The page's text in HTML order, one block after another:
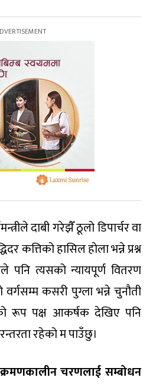
दाबी गरेझैँ ठूलो डिपार्चर वा
कत्तिको हासिल होला भन्ने प्रश्न
पनि त्यसको न्यायपूर्ण वितरण
कसरी पुग्ला भन्ने चुनौती
रूप पक्ष आकर्षक देखिए पनि
रहेको म पाउँछु।
चरणलाई सम्बोधन